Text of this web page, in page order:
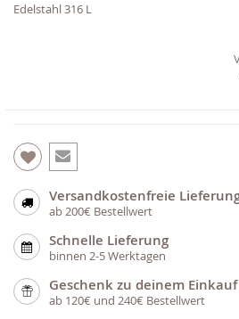
Edelstahl 316 L
Versandkostenfreie
ab 200€ Bestellwert
Schnelle Lieferung
binnen 2-5 Werktagen
Geschenk zu deinem Einkauf
ab 120€ und 240€ Bestellwert